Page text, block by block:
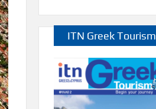
ITN Greek Tourism